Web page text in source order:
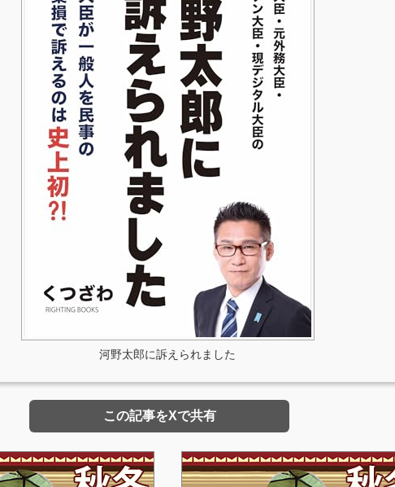
河野太郎に訴えられました
この記事をXで共有